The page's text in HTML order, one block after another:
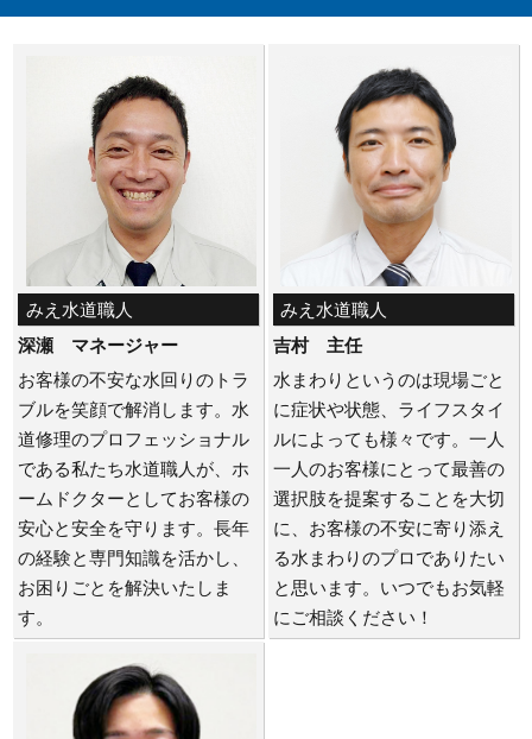
みえ水道職人
深瀬 マネージャー
お客様の不安な水回りのトラ
ブルを笑顔で解消します。水
道修理のプロフェッショナル
である私たち水道職人が、ホ
ームドクターとしてお客様の
安心と安全を守ります。長年
の経験と専門知識を活かし、
お困りごとを解決いたしま
す。
みえ水道職人
吉村 主任
水まわりというのは現場ごと
に症状や状態、ライフスタイ
ルによっても様々です。一人
一人のお客様にとって最善の
選択肢を提案することを大切
に、お客様の不安に寄り添え
る水まわりのプロでありたい
と思います。いつでもお気軽
にご相談ください！